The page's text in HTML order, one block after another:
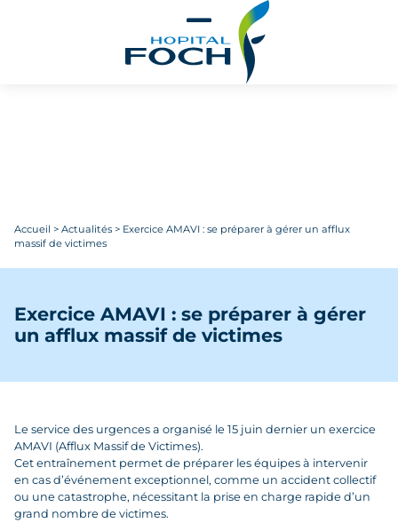
Accueil > Actualités > Exercice AMAVI : se préparer à gérer un afflux
massif de victimes
Exercice AMAVI : se préparer à gérer
un afflux massif de victimes
Le service des urgences a organisé le 15 juin dernier un exercice
AMAVI (Afflux Massif de Victimes).
Cet entraînement permet de préparer les équipes à intervenir
en cas d’événement exceptionnel, comme un accident collectif
ou une catastrophe, nécessitant la prise en charge rapide d’un
grand nombre de victimes.